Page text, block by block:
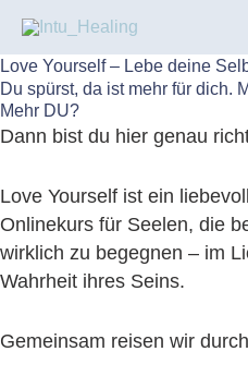
Inhalt
springen
Love Yourself – Lebe deine
Du spürst, da ist mehr für dich.
Mehr DU?
Dann bist du hier genau
Love Yourself ist ein
Onlinekurs für Seelen, die
wirklich zu begegnen – im
Wahrheit ihres Seins.
Gemeinsam reisen wir